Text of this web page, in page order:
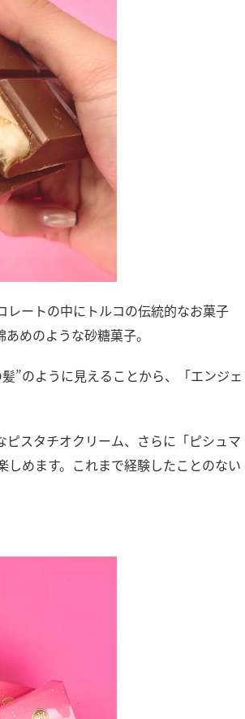
ートの中にトルコの伝統的なお菓子
めのような砂糖菓子。
”のように見えることから、「エンジェ
スタチオクリーム、さらに「ピシュマ
めます。これまで経験したことのない